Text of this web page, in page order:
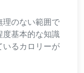
理のない範囲で
度基本的な知識
いるカロリーが